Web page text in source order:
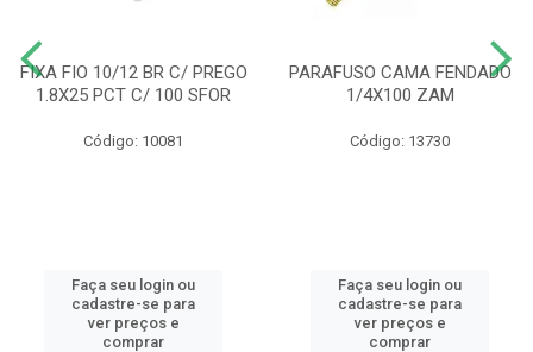
FIXA FIO 10/12 BR C/ PREGO
1.8X25 PCT C/ 100 SFOR
Código: 10081
Faça seu login ou
cadastre-se para
ver preços e
comprar
PARAFUSO CAMA FENDADO
1/4X100 ZAM
Código: 13730
Faça seu login ou
cadastre-se para
ver preços e
comprar